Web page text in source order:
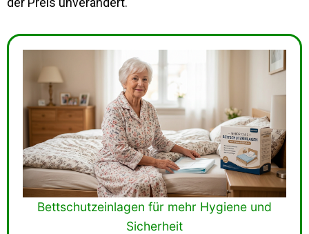
Bettschutzeinlagen für mehr Hygiene und
Sicherheit